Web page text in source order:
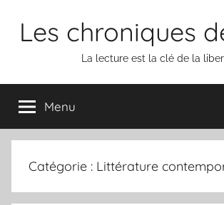
Les chroniques
La lecture est la clé de la
Menu
Catégorie : Littérature